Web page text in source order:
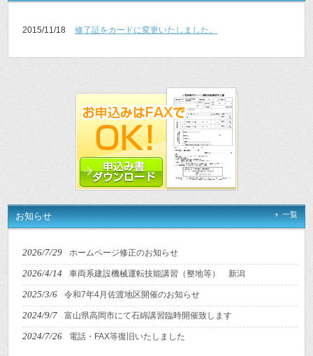
2015/11/18 修了証をカードに変更いたしました。
お知らせ 一覧
2026/7/29 ホームページ修正のお知らせ
2026/4/14 車両系建設機械運転技能講習（整地等） 新潟
2025/3/6 令和7年4月佐渡地区開催のお知らせ
2024/9/7 富山県高岡市にて石綿講習臨時開催致します
2024/7/26 電話・FAX等復旧いたしました